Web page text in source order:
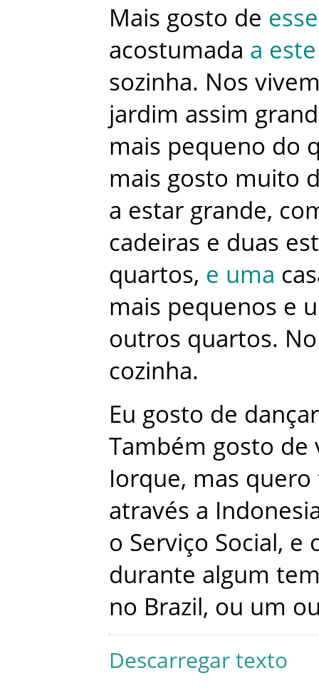
Mais gosto de esse
acostumada a este
sozinha. Nos
jardim assim
mais pequeno do
mais gosto muito
a estar grande,
cadeiras e duas
quartos, e uma
mais pequenos e
outros quartos. No
cozinha.
Eu gosto de dançar
Também gosto de
Iorque, mas quero
através a
o Serviço Social, e
durante algum
no Brazil, ou um
Descarregar texto